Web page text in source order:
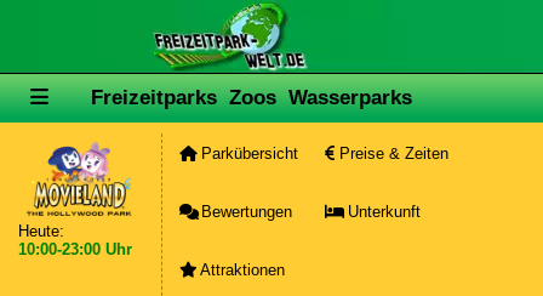
Freizeitparks Zoos Wasserparks
Heute:
10:00-23:00 Uhr
Parkübersicht Preise & Zeiten
Bewertungen Unterkunft
Attraktionen